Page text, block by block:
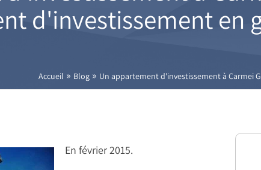
d'investissement en
Accueil » Blog» Un appartement d'investissement à Carmei
En février 2015.